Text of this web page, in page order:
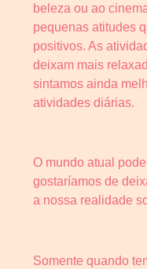
beleza ou ao
pequenas atitudes
positivos. As
deixam mais
sintamos ainda
atividades diárias.
O mundo atual
gostaríamos de
a nossa realidade
Somente quando